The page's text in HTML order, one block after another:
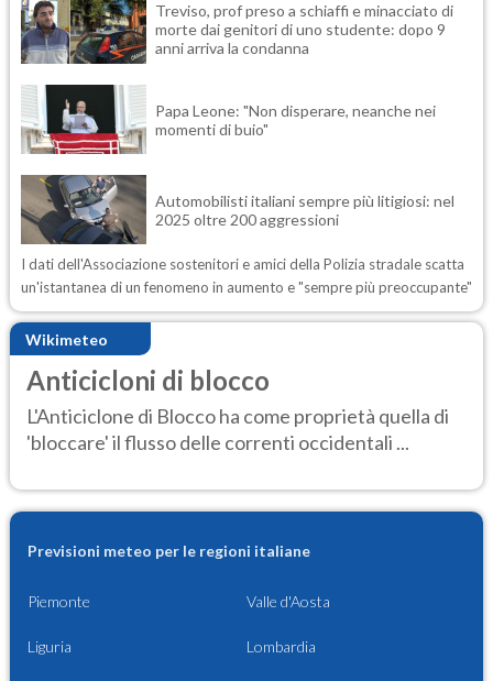
Treviso, prof preso a schiaffi e minacciato di
morte dai genitori di uno studente: dopo 9
anni arriva la condanna
Papa Leone: "Non disperare, neanche nei
momenti di buio"
Automobilisti italiani sempre più litigiosi: nel
2025 oltre 200 aggressioni
I dati dell'Associazione sostenitori e amici della Polizia stradale scatta
un'istantanea di un fenomeno in aumento e "sempre più preoccupante"
Wikimeteo
Anticicloni di blocco
L'Anticiclone di Blocco ha come proprietà quella di
'bloccare' il flusso delle correnti occidentali ...
Previsioni meteo per le regioni italiane
Piemonte Valle d'Aosta
Liguria Lombardia